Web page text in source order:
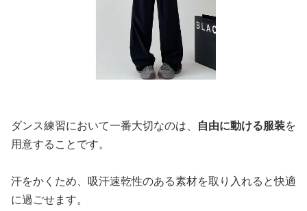
ダンス練習において一番大切なのは、 自由に動ける服装を
用意することです。
汗をかくため、吸汗速乾性のある素材を取り入れると快適
に過ごせます。